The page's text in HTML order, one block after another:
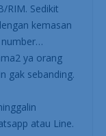
RIM. Sedikit
kemasan
number…
ya orang
gak sebanding.
atau Line.